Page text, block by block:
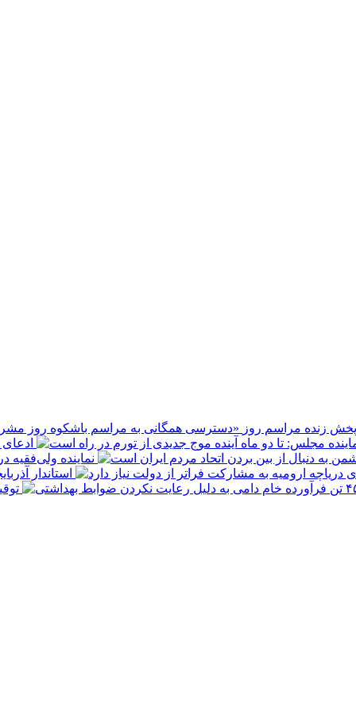
زنده مراسم روز
نماینده ولی‌فقیه
استاندار
توقیف ۴۵۰ تن فرآورده خام